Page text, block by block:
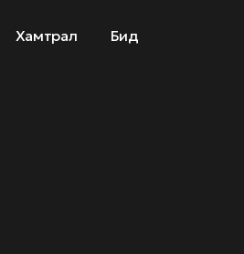
Хамтрал Бид